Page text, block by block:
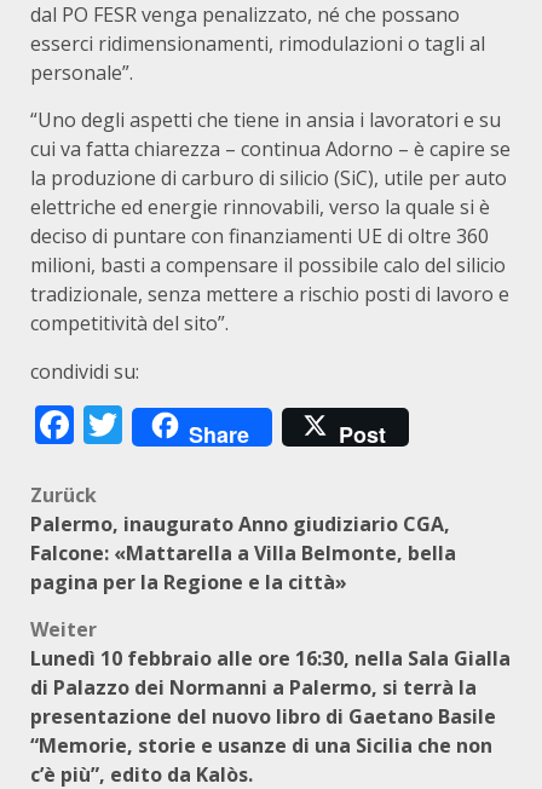
dal PO FESR venga penalizzato, né che possano
esserci ridimensionamenti, rimodulazioni o tagli al
personale”.
“Uno degli aspetti che tiene in ansia i lavoratori e su
cui va fatta chiarezza – continua Adorno – è capire se
la produzione di carburo di silicio (SiC), utile per auto
elettriche ed energie rinnovabili, verso la quale si è
deciso di puntare con finanziamenti UE di oltre 360
milioni, basti a compensare il possibile calo del silicio
tradizionale, senza mettere a rischio posti di lavoro e
competitività del sito”.
condividi su:
Facebook
Twitter
Share Post
Beitragsnavigation
Zurück
Palermo, inaugurato Anno giudiziario CGA,
Falcone: «Mattarella a Villa Belmonte, bella
pagina per la Regione e la città»
Weiter
Lunedì 10 febbraio alle ore 16:30, nella Sala Gialla
di Palazzo dei Normanni a Palermo, si terrà la
presentazione del nuovo libro di Gaetano Basile
“Memorie, storie e usanze di una Sicilia che non
c’è più”, edito da Kalòs.